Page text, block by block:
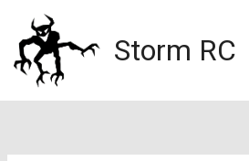
contenu
Storm RC